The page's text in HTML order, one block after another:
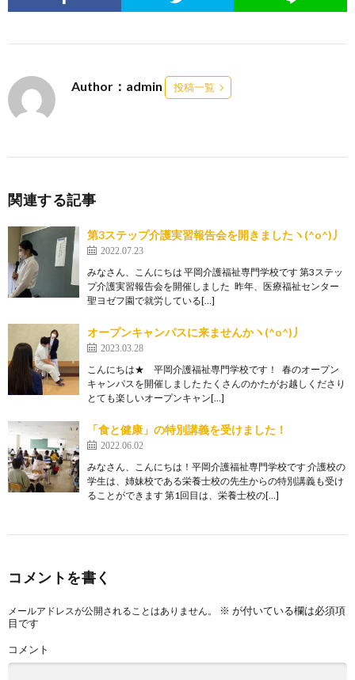
Author：admin 投稿一覧
関連する記事
第3ステップ介護実習報告会を開きましたヽ(^o^)丿
2022.07.23
みなさん、こんにちは 平岡介護福祉専門学校です 第3ステッ
プ介護実習報告会を開催しました 昨年、医療福祉センター
聖ヨゼフ園で就労している[…]
オープンキャンパスに来ませんかヽ(^o^)丿
2023.03.28
こんにちは★ 平岡介護福祉専門学校です！ 春のオープン
キャンパスを開催しました たくさんのかたがお越しくださり
とても楽しいオープンキャン[…]
「食と健康」の特別講義を受けました！
2022.06.02
みなさん、こんにちは！平岡介護福祉専門学校です 介護校の
学生は、姉妹校である栄養士校の先生からの特別講義も受け
ることができます 第1回目は、栄養士校の[…]
コメントを書く
メールアドレスが公開されることはありません。 ※ が付いている欄は必須項
目です
コメント